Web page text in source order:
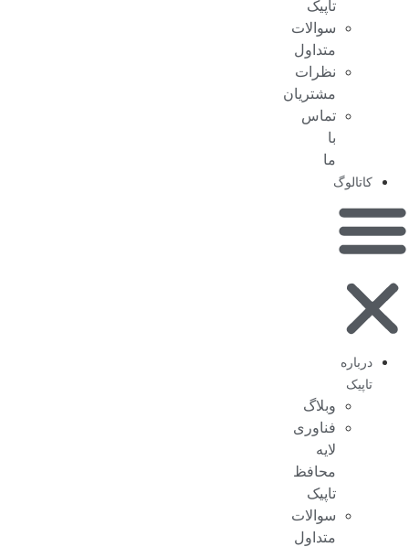
تاپیک
سوالات
متداول
نظرات
مشتریان
تماس
با
ما
کاتالوگ
درباره
تاپیک
وبلاگ
فناوری
لایه
محافظ
تاپیک
سوالات
متداول